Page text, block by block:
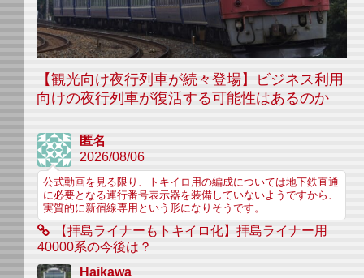
【観光向け夜行列車が続々登場】ビジネス利用
向けの夜行列車が復活する可能性はあるのか
匿名
2026/08/06
公式動画を見る限り、トキイロ用の編成については地下鉄直通
に必要となる運行番号表示器を装備していないようですから、
実質的に新宿線専用という形になりそうです。
【拝島ライナーもトキイロ化】拝島ライナー用
40000系の今後は？
Haikawa